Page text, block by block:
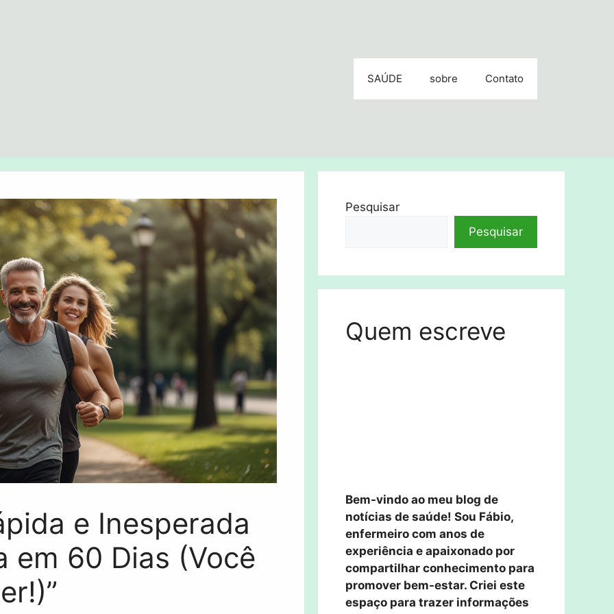
SAÚDE sobre Contato
e Inesperada
em 60 Dias (Você
Pesquisar
Pesquisar
Quem escreve
Bem-vindo ao meu blog de
notícias de saúde! Sou Fábio,
enfermeiro com anos de
experiência e apaixonado por
compartilhar conhecimento para
promover bem-estar. Criei este
espaço para trazer informações